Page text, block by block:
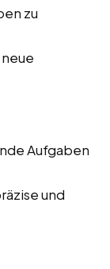
zu
Aufgaben
und